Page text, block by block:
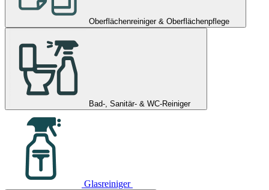
Oberflächenreiniger & Oberflächenpflege
Bad-, Sanitär- & WC-Reiniger
Glasreiniger